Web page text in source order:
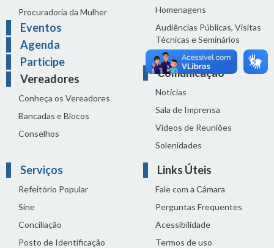
Procuradoria da Mulher
Eventos
Agenda
Participe
Vereadores
Conheça os Vereadores
Bancadas e Blocos
Conselhos
Homenagens
Audiências Públicas, Visitas
Técnicas e Seminários
Distribuição do dia
Comunicação
Notícias
Sala de Imprensa
Vídeos de Reuniões
Solenidades
Serviços
Refeitório Popular
Sine
Conciliação
Posto de Identificação
Links Úteis
Fale com a Câmara
Perguntas Frequentes
Acessibilidade
Termos de uso